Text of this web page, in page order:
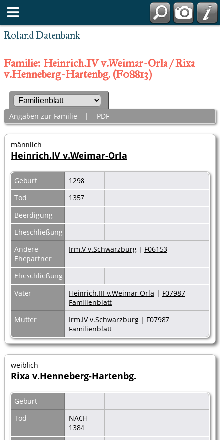
Roland Datenbank
Familie: Heinrich.IV v.Weimar-Orla / Rixa
v.Henneberg-Hartenbg. (F08813)
Angaben zur Familie | PDF
männlich
Heinrich.IV v.Weimar-Orla
Geburt
1298
Tod
1357
Beerdigung
Eheschließung
Andere
Ehepartner
Irm.V v.Schwarzburg | F06153
Eheschließung
Vater
Heinrich.III v.Weimar-Orla | F07987
Familienblatt
Mutter
Irm.IV v.Schwarzburg | F07987
Familienblatt
weiblich
Rixa v.Henneberg-Hartenbg.
Geburt
Tod
NACH
1384